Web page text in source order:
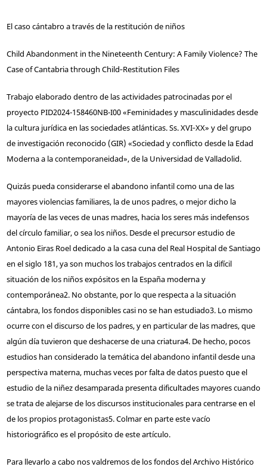
El caso cántabro a través de la restitución de niños
Child Abandonment in the Nineteenth Century: A Family Violence? The
Case of Cantabria through Child‑Restitution Files
Trabajo elaborado dentro de las actividades patrocinadas por el
proyecto PID2024-158460NB-I00 «Feminidades y masculinidades desde
la cultura jurídica en las sociedades atlánticas. Ss. XVI‑XX» y del grupo
de investigación reconocido (GIR) «Sociedad y conflicto desde la Edad
Moderna a la contemporaneidad», de la Universidad de Valladolid.
Quizás pueda considerarse el abandono infantil como una de las
mayores violencias familiares, la de unos padres, o mejor dicho la
mayoría de las veces de unas madres, hacia los seres más indefensos
del círculo familiar, o sea los niños. Desde el precursor estudio de
Antonio Eiras Roel dedicado a la casa cuna del Real Hospital de Santiago
en el siglo 181, ya son muchos los trabajos centrados en la difícil
situación de los niños expósitos en la España moderna y
contemporánea2. No obstante, por lo que respecta a la situación
cántabra, los fondos disponibles casi no se han estudiado3. Lo mismo
ocurre con el discurso de los padres, y en particular de las madres, que
algún día tuvieron que deshacerse de una criatura4. De hecho, pocos
estudios han considerado la temática del abandono infantil desde una
perspectiva materna, muchas veces por falta de datos puesto que el
estudio de la niñez desamparada presenta dificultades mayores cuando
se trata de alejarse de los discursos institucionales para centrarse en el
de los propios protagonistas5. Colmar en parte este vacío
historiográfico es el propósito de este artículo.
Para llevarlo a cabo nos valdremos de los fondos del Archivo Histórico